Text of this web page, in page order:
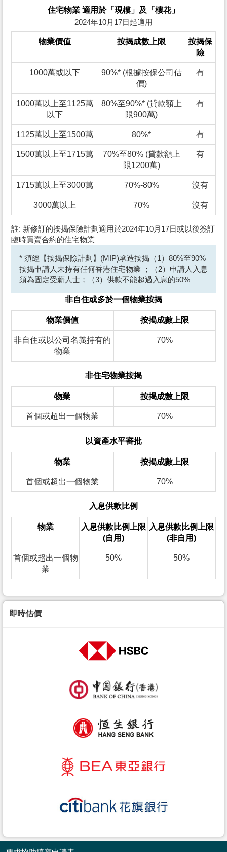
住宅物業 適用於「現樓」及「樓花」
2024年10月17日起適用
物業價值 按揭成數上限
按揭保
險
1000萬或以下
90%* (根據按保公司估
價)
有
1000萬以上至1125萬
以下
80%至90%* (貸款額上
限900萬)
有
1125萬以上至1500萬 80%* 有
1500萬以上至1715萬
70%至80% (貸款額上
限1200萬)
有
1715萬以上至3000萬 70%-80% 沒有
3000萬以上 70% 沒有
註: 新修訂的按揭保險計劃適用於2024年10月17日或以後簽訂
臨時買賣合約的住宅物業
* 須經【按揭保險計劃】(MIP)承造按揭（1）80%至90%
按揭申請人未持有任何香港住宅物業 ；（2）申請人入息
須為固定受薪人士；（3）供款不能超過入息的50%
非自住或多於一個物業按揭
物業價值 按揭成數上限
非自住或以公司名義持有的
物業
70%
非住宅物業按揭
物業 按揭成數上限
首個或超出一個物業 70%
以資產水平審批
物業 按揭成數上限
首個或超出一個物業 70%
入息供款比例
物業
入息供款比例上限
(自用)
入息供款比例上限
(非自用)
首個或超出一個物
業
50% 50%
即時估價